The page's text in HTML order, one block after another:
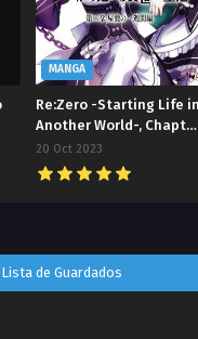
MANGA
Re:Zero -Starting Life
Another World-,
2: A Week at the
Mansion
20 Oct 2023
Lista de Guardados